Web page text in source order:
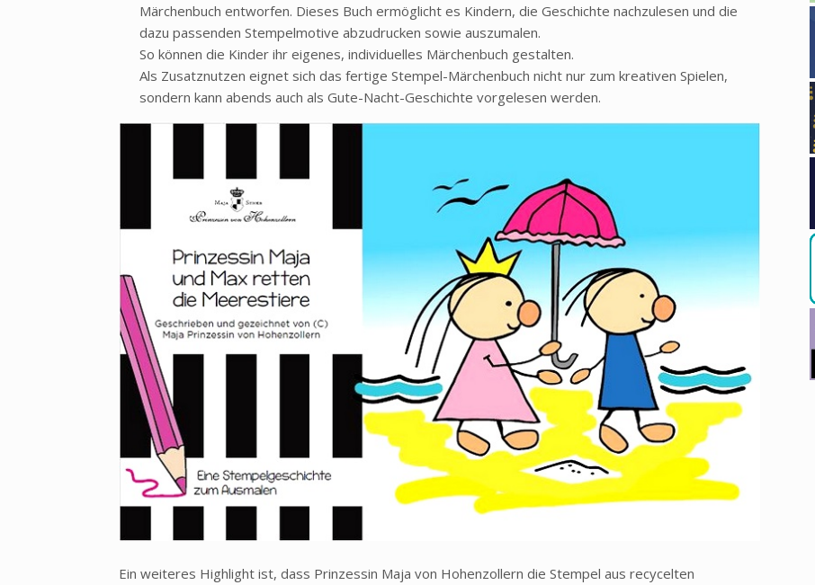
Märchenbuch entworfen. Dieses Buch ermöglicht es Kindern, die Geschichte nachzulesen und die
dazu passenden Stempelmotive abzudrucken sowie auszumalen.
So können die Kinder ihr eigenes, individuelles Märchenbuch gestalten.
Als Zusatznutzen eignet sich das fertige Stempel-Märchenbuch nicht nur zum kreativen Spielen,
sondern kann abends auch als Gute-Nacht-Geschichte vorgelesen werden.
Ein weiteres Highlight ist, dass Prinzessin Maja von Hohenzollern die Stempel aus recycelten